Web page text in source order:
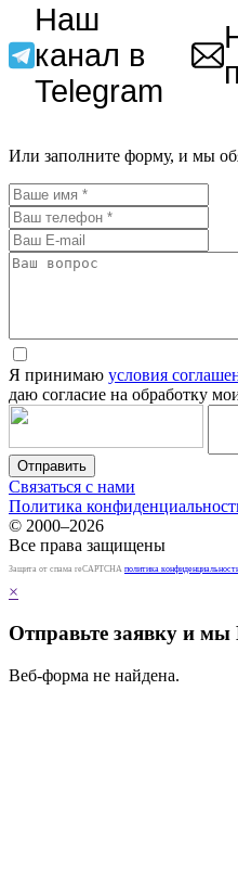
Наш
канал в
Telegram
Или заполните форму, и мы
Я принимаю условия
даю согласие на обработку
Связаться с нами
Политика
© 2000–2026
Все права защищены
Защита от спама reCAPTCHA политика
×
Отправьте заявку и
Веб-форма не найдена.